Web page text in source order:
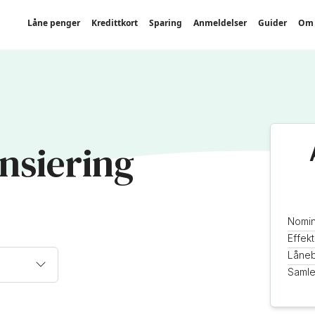
Låne penger Kredittkort Sparing Anmeldelser Guider Om